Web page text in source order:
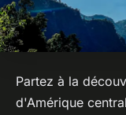
Partez à la
d'Amérique